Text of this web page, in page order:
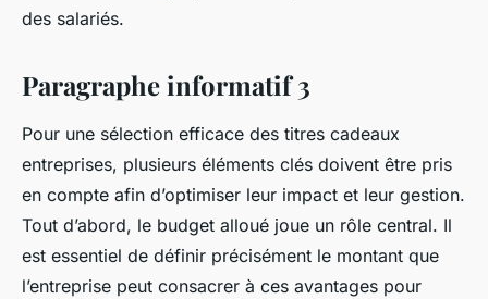
des salariés.
Paragraphe informatif 3
Pour une sélection efficace des titres cadeaux
entreprises, plusieurs éléments clés doivent être pris
en compte afin d’optimiser leur impact et leur gestion.
Tout d’abord, le budget alloué joue un rôle central. Il
est essentiel de définir précisément le montant que
l’entreprise peut consacrer à ces avantages pour